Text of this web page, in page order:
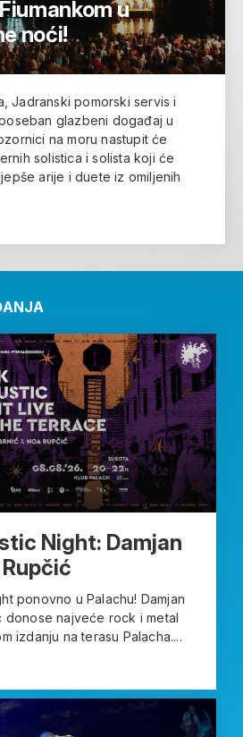
u
noći!
Jadranski pomorski servis i
glazbeni događaj u
na moru nastupit će
solistica i solista koji će
arije i duete iz omiljenih
Night: Damjan
ponovno u Palachu! Damjan
donose najveće rock i metal
izdanju na terasu Palacha....